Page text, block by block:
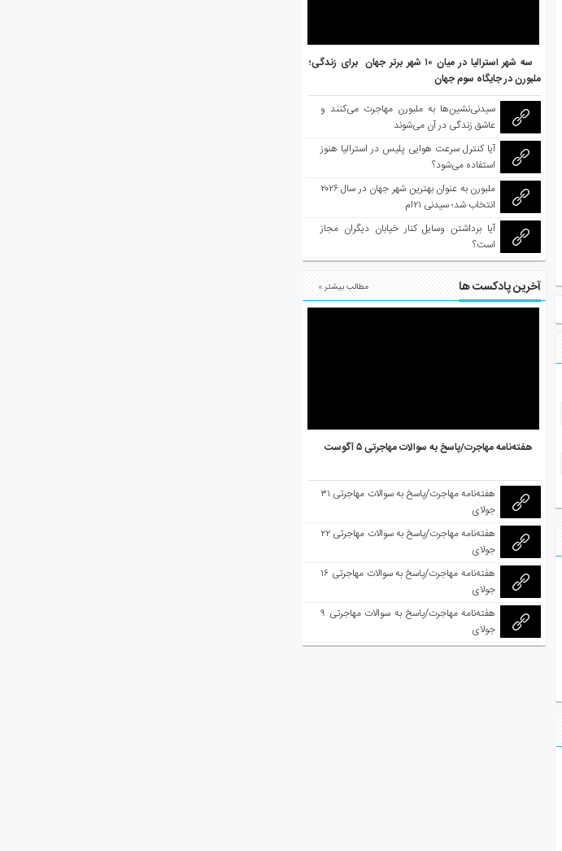
سه شهر استرالیا در میان ۱۰ شهر برتر جهان برای زندگی؛
ملبورن در جایگاه سوم جهان
سیدنی‌نشین‌ها به ملبورن مهاجرت می‌کنند و
عاشق زندگی در آن می‌شوند
آیا کنترل سرعت هوایی پلیس در استرالیا هنوز
استفاده می‌شود؟
ملبورن به عنوان بهترین شهر جهان در سال ۲۰۲۶
انتخاب شد؛ سیدنی ۲۱‌ام
آیا برداشتن وسایل کنار خیابان دیگران مجاز
است؟
آخرین پادکست ها مطالب بیشتر »
هفته‌نامه مهاجرت/پاسخ به سوالات مهاجرتی ۵ آگوست
هفته‌نامه مهاجرت/پاسخ به سوالات مهاجرتی ۳۱
جولای
هفته‌نامه مهاجرت/پاسخ به سوالات مهاجرتی ۲۲
جولای
هفته‌نامه مهاجرت/پاسخ به سوالات مهاجرتی ۱۶
جولای
هفته‌نامه مهاجرت/پاسخ به سوالات مهاجرتی ۹
جولای